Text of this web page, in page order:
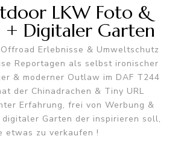
LKW Foto &
+ Digitaler Garten
Erlebnisse & Umweltschutz
Reportagen als selbst ironischer
& moderner Outlaw im DAF T244
der Chinadrachen & Tiny URL
Erfahrung, frei von Werbung &
digitaler Garten der inspirieren soll,
etwas zu verkaufen !